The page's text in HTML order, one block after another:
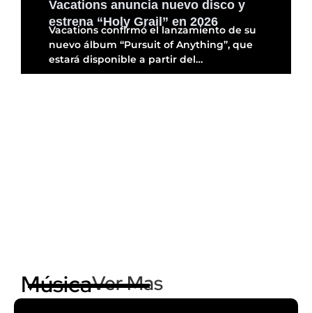
Vacations anuncia nuevo disco y
estrena “Holy Grail” en 2026
Vacations confirmó el lanzamiento de su
nuevo álbum “Pursuit of Anything”, que
estará disponible a partir del…
MúsicaVer Mas